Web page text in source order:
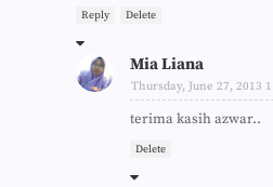
Reply Delete
Mia Liana
Thursday, June 27, 2013
terima kasih azwar..
Delete